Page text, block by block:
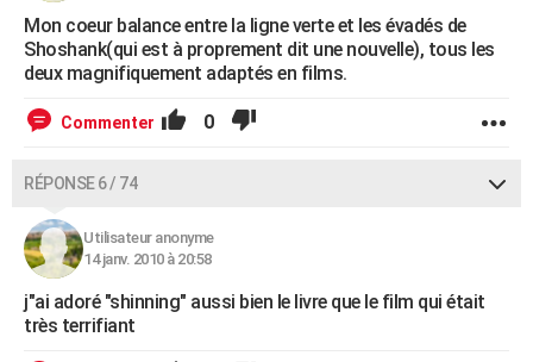
Mon coeur balance entre la ligne verte et les évadés de
Shoshank(qui est à proprement dit une nouvelle), tous les
deux magnifiquement adaptés en films.
Commenter 0
RÉPONSE 6 / 74
Utilisateur anonyme
14 janv. 2010 à 20:58
j"ai adoré "shinning" aussi bien le livre que le film qui était
très terrifiant